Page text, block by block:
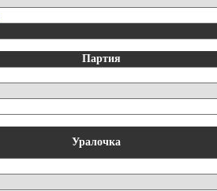
Партия
Уралочка